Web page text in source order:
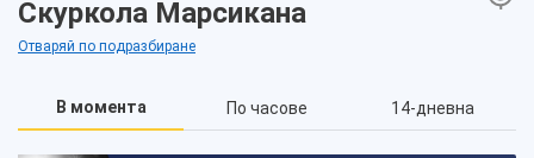
Скуркола Марсикана
Отваряй по подразбиране
В момента По часове 14-дневна